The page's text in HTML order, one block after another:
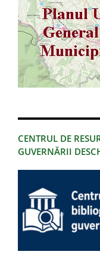
CENTRUL DE
GUVERNĂRII